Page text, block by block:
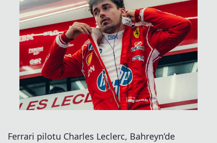
Ferrari pilotu Charles Leclerc, Bahreyn’de